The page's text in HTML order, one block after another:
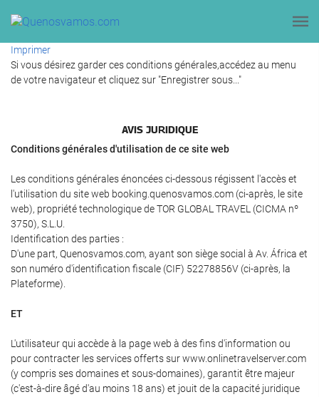
Imprimer
Si vous désirez garder ces conditions générales,accédez au menu
de votre navigateur et cliquez sur "Enregistrer sous..."
AVIS JURIDIQUE
Conditions générales d'utilisation de ce site web
Les conditions générales énoncées ci-dessous régissent l'accès et
l'utilisation du site web booking.quenosvamos.com (ci-après, le site
web), propriété technologique de TOR GLOBAL TRAVEL (CICMA nº
3750), S.L.U.
Identification des parties :
D'une part, Quenosvamos.com, ayant son siège social à Av. África et
son numéro d'identification fiscale (CIF) 52278856V (ci-après, la
Plateforme).
ET
L'utilisateur qui accède à la page web à des fins d'information ou
pour contracter les services offerts sur www.onlinetravelserver.com
(y compris ses domaines et sous-domaines), garantit être majeur
(c'est-à-dire âgé d'au moins 18 ans) et jouit de la capacité juridique